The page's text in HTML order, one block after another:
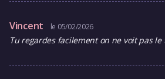
Vincent le 05/02/2026
Tu regardes facilement on ne voit pas le